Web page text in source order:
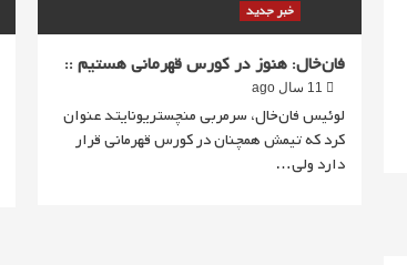
خبر جدید
فان‌خال: هنوز در کورس قهرمانی هستیم ::
لوئیس فان‌خال، سرمربی منچستریونایتد عنوان
کرد که تیمش همچنان در کورس قهرمانی قرار
دارد ولی…